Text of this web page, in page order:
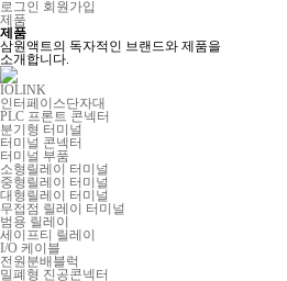
로그인 회원가입
제품
제품
삼원액트의 독자적인 브랜드와 제품을
소개합니다.
IOLINK
인터페이스단자대
PLC 프론트 콘넥터
분기형 터미널
터미널 콘넥터
터미널 부품
소형릴레이 터미널
중형릴레이 터미널
대형릴레이 터미널
무접점 릴레이 터미널
범용 릴레이
세이프티 릴레이
I/O 케이블
전원분배블럭
밀폐형 진공콘넥터